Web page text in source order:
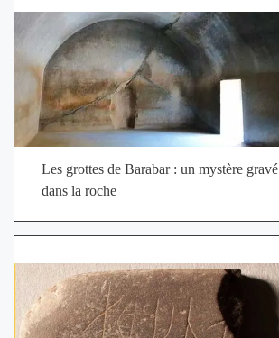
Les grottes de Barabar : un mystère gravé
dans la roche